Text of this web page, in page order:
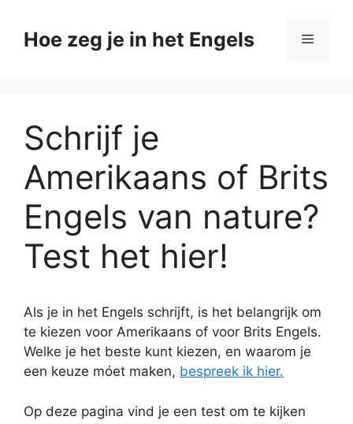
naarHoe zeg je in het Engels Menu
Schrijf je
Amerikaans of Brits
Engels van nature?
Test het hier!
Als je in het Engels schrijft, is het belangrijk om
te kiezen voor Amerikaans of voor Brits Engels.
Welke je het beste kunt kiezen, en waarom je
een keuze móet maken, bespreek ik hier.
Op deze pagina vind je een test om te kijken